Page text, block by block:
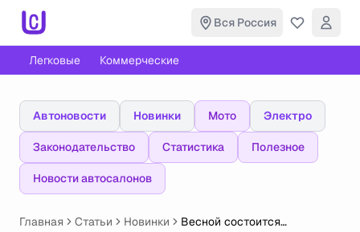
Вся Россия
Легковые Коммерческие
Автоновости Новинки Мото Электро
Законодательство Статистика Полезное
Новости автосалонов
Главная Статьи Новинки
Весной состоится